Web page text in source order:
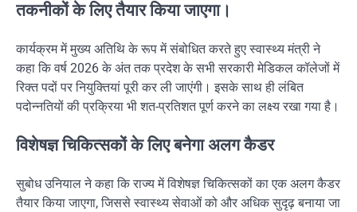
तकनीकों के लिए तैयार किया जाएगा।
कार्यक्रम में मुख्य अतिथि के रूप में संबोधित करते हुए स्वास्थ्य मंत्री ने
कहा कि वर्ष 2026 के अंत तक प्रदेश के सभी सरकारी मेडिकल कॉलेजों में
रिक्त पदों पर नियुक्तियां पूरी कर ली जाएंगी। इसके साथ ही लंबित
पदोन्नतियों की प्रक्रिया भी शत-प्रतिशत पूर्ण करने का लक्ष्य रखा गया है।
विशेषज्ञ चिकित्सकों के लिए बनेगा अलग कैडर
सुबोध उनियाल ने कहा कि राज्य में विशेषज्ञ चिकित्सकों का एक अलग कैडर
तैयार किया जाएगा, जिससे स्वास्थ्य सेवाओं को और अधिक सुदृढ़ बनाया जा